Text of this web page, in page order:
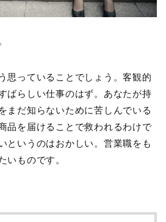
思っていることでしょう。客観的
ばらしい仕事のはず。あなたが持
まだ知らないために苦しんでいる
品を届けることで救われるわけで
というのはおかしい。営業職をも
いものです。